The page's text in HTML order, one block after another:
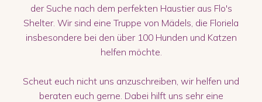
der Suche nach dem perfekten Haustier aus Flo's
Shelter. Wir sind eine Truppe von Mädels, die Floriela
insbesondere bei den über 100 Hunden und Katzen
helfen möchte.
Scheut euch nicht uns anzuschreiben, wir helfen und
beraten euch gerne. Dabei hilft uns sehr eine